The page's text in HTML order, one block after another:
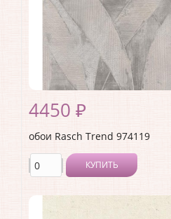
4450 ₽
обои Rasch Trend 974119
КУПИТЬ
Коллекция:Trend